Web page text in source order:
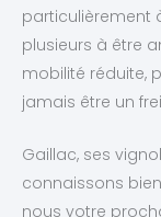
particulièrement
plusieurs à être
mobilité réduite,
jamais être un
Gaillac, ses
connaissons
nous votre